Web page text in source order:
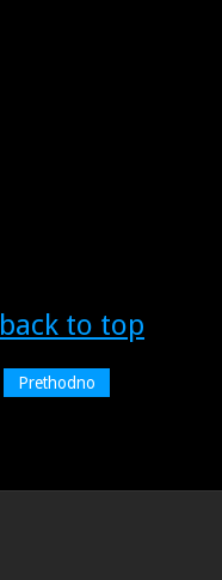
back to top
Prethodno